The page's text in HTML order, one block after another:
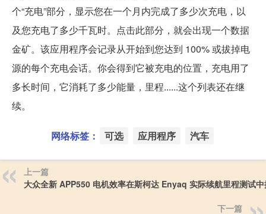
个“充电”部分，显示您在一个月内完成了多少次充电，以
及您充电了多少千瓦时。点击此部分，就会出现一个数据
金矿。该应用程序会记录从开始到您达到 100% 或拔掉电
源的每个充电会话。你会得到它被充电的位置，充电用了
多长时间，它消耗了多少能量，里程......这个列表还在继
续。
网络标签： 可选 应用程序 汽车
上一篇
大众全新 APP550 电机效率在斯柯达 Enyaq 实际续航里程测试
下一篇